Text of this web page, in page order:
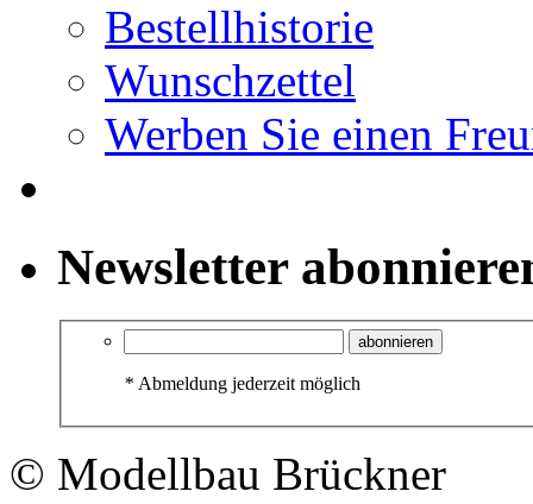
Bestellhistorie
Wunschzettel
Werben Sie einen
Newsletter
abonnieren
* Abmeldung jederzeit möglich
© Modellbau Brückner